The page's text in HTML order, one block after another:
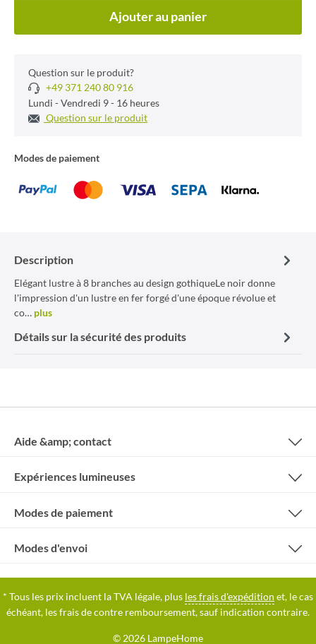
Ajouter au panier
Question sur le produit?
+49 371 240 80 916
Lundi - Vendredi 9 - 16 heures
Question sur le produit
Modes de paiement
Description
Elégant lustre à 8 branches au design gothiqueLe noir donne
l'impression d'un lustre en fer forgé d'une époque révolue et
co… plus
Détails sur la sécurité des produits
Aide &amp; contact
Expériences lumineuses
Modes de paiement
Modes d'envoi
* Tous les prix incluent la TVA légale, plus les frais d'expédition et, le cas
échéant, les frais de contre remboursement, sauf indication contraire.
© 2026 LampeHome